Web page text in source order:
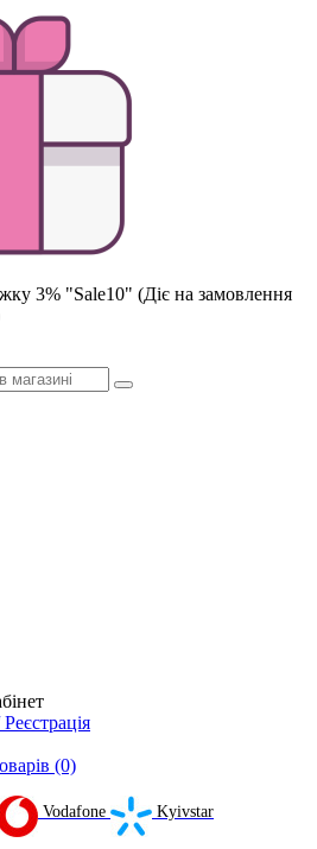
3% "Sale10" (Діє на замовлення
(0)
Vodafone Kyivstar